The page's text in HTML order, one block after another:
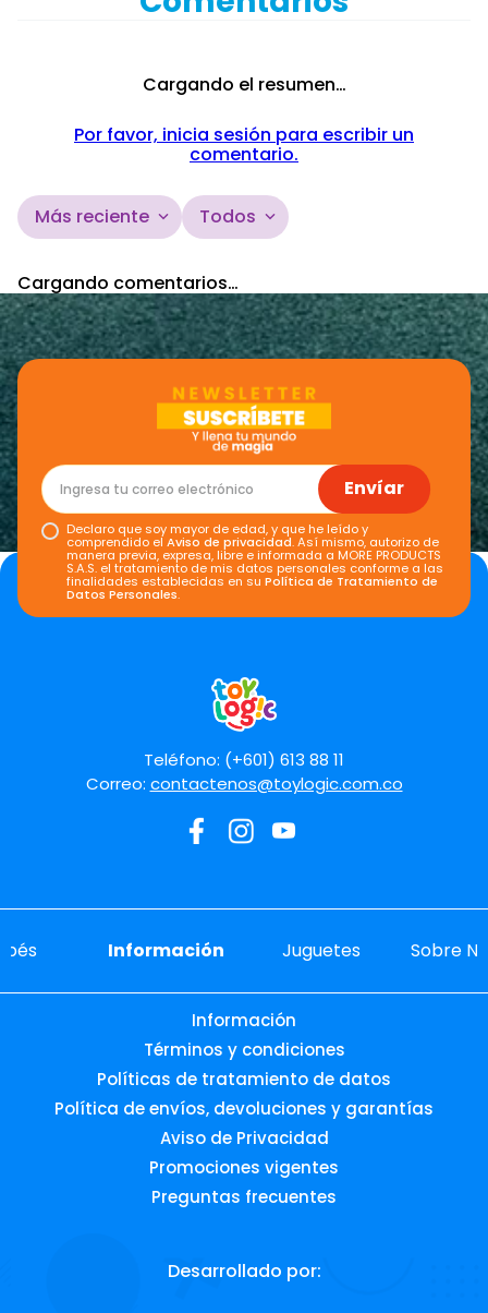
Cargando el resumen…
Por favor, inicia sesión para escribir un
comentario.
Más reciente Todos
Cargando comentarios…
Envíar
Declaro que soy mayor de edad, y que he leído y
comprendido elAviso de privacidad. Así mismo, autorizo de
manera previa, expresa, libre e informada a MORE PRODUCTS
S.A.S. el tratamiento de mis datos personales conforme a las
finalidades establecidas en suPolítica de Tratamiento de
Datos Personales.
Teléfono: (+601) 613 88 11
Correo: contactenos@toylogic.com.co
Información Juguetes Sobre
Información
Términos y condiciones
Políticas de tratamiento de datos
Política de envíos, devoluciones y garantías
Aviso de Privacidad
Promociones vigentes
Preguntas frecuentes
Desarrollado por: